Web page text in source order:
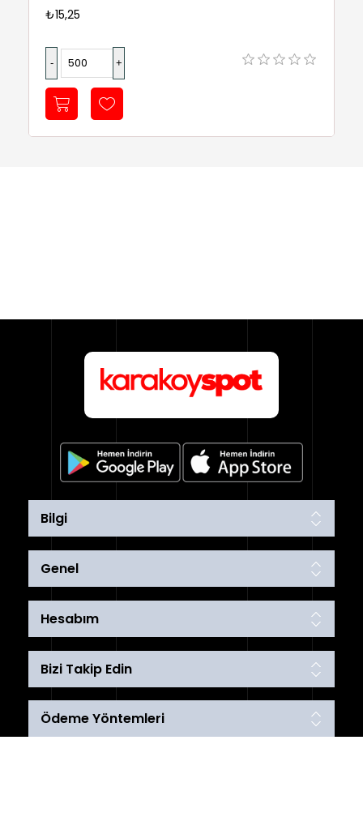
₺15,25
Bilgi
Genel
Hesabım
Bizi Takip Edin
Ödeme Yöntemleri